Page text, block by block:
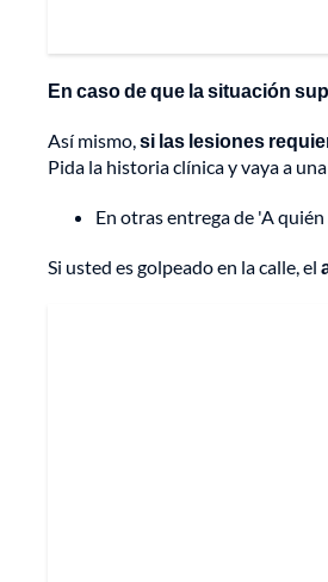
En caso de que la situación
Así mismo,si las lesiones
Pida la historia clínica y vaya a
En otras entrega de 'A quién
Si usted es golpeado en la calle, el